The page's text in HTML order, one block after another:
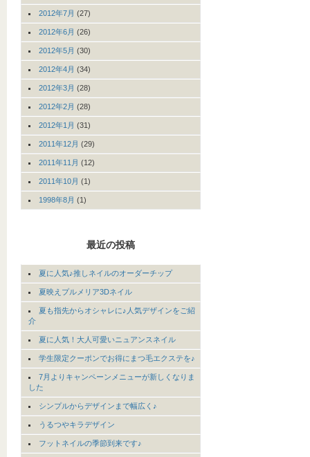
2012年7月 (27)
2012年6月 (26)
2012年5月 (30)
2012年4月 (34)
2012年3月 (28)
2012年2月 (28)
2012年1月 (31)
2011年12月 (29)
2011年11月 (12)
2011年10月 (1)
1998年8月 (1)
最近の投稿
夏に人気♪推しネイルのオーダーチップ
夏映えプルメリア3Dネイル
夏も指先からオシャレに♪人気デザインをご紹
介
夏に人気！大人可愛いニュアンスネイル
学生限定クーポンでお得にまつ毛エクステを♪
7月よりキャンペーンメニューが新しくなりま
した
シンプルからデザインまで幅広く♪
うるつやキラデザイン
フットネイルの季節到来です♪